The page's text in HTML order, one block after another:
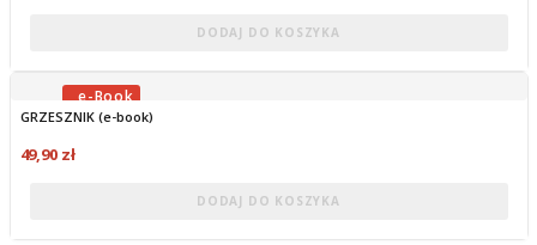
DODAJ DO KOSZYKA
OBECNIE BRAK NA STANIE
GRZESZNIK (e-book)
49,90 zł
DODAJ DO KOSZYKA